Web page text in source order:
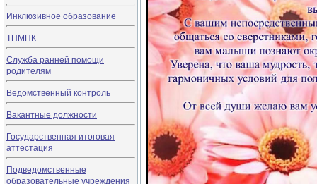
Инклюзивное образование
ТПМПК
Служба ранней помощи
родителям
Ведомственный контроль
Вакантные должности
Государственная итоговая
аттестация
Подведомственные
образовательные учреждения